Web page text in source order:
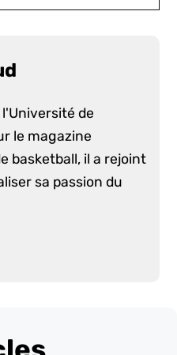
de
le magazine
basketball, il a rejoint
sa passion du